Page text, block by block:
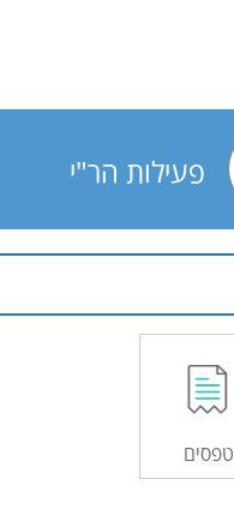
פעילות הר"י
טפסים